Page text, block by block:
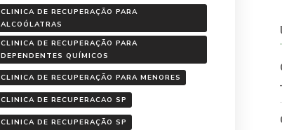
CLINICA DE RECUPERAÇÃO PARA
ALCOÓLATRAS
CLINICA DE RECUPERAÇÃO PARA
DEPENDENTES QUÍMICOS
CLINICA DE RECUPERAÇÃO PARA MENORES
CLINICA DE RECUPERACAO SP
CLINICA DE RECUPERAÇÃO SP